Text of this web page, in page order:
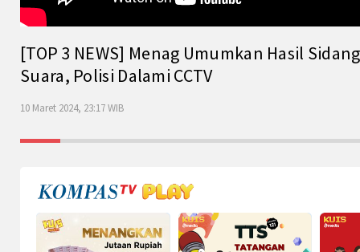
[TOP 3 NEWS] Menag Umumkan Hasil
Suara, Polisi Dalami CCTV
10 Maret 2024, 23:17 WIB